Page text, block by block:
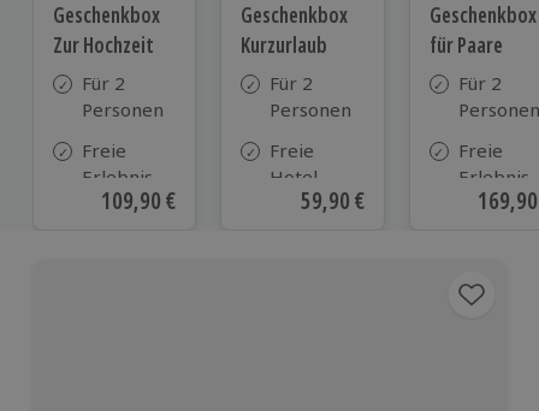
Geschenkbox
Zur Hochzeit
Für 2
Personen
Freie
Erlebnis-
Auswahl
Aktueller Preis
109,90 €
Geschenkbox
Kurzurlaub
Für 2
Personen
Freie
Hotel-
Auswahl
Aktueller Preis
59,90 €
Geschenkbox
für Paare
Für 2
Personen
Freie
Erlebnis-
Auswahl